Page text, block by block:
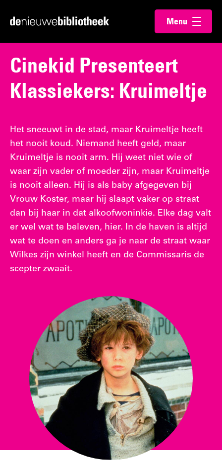
direct
content
direct
footer
Ga
homepagina
Menu
openen
Cinekid Presenteert
Klassiekers: Kruimeltje
Het sneeuwt in de stad, maar Kruimeltje heeft
het nooit koud. Niemand heeft geld, maar
Kruimeltje is nooit arm. Hij weet niet wie of
waar zijn vader of moeder zijn, maar Kruimeltje
is nooit alleen. Hij is als baby afgegeven bij
Vrouw Koster, maar hij slaapt vaker op straat
dan bij haar in dat alkoofwoninkie. Elke dag valt
er wel wat te beleven, hier. In de haven is altijd
wat te doen en anders ga je naar de straat waar
Wilkes zijn winkel heeft en de Commissaris de
scepter zwaait.